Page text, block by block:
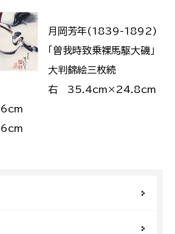
月岡芳年(1839-1892)
「曽我時致乗裸馬駆大磯」
大判錦絵三枚続
右 35.4cm×24.8cm